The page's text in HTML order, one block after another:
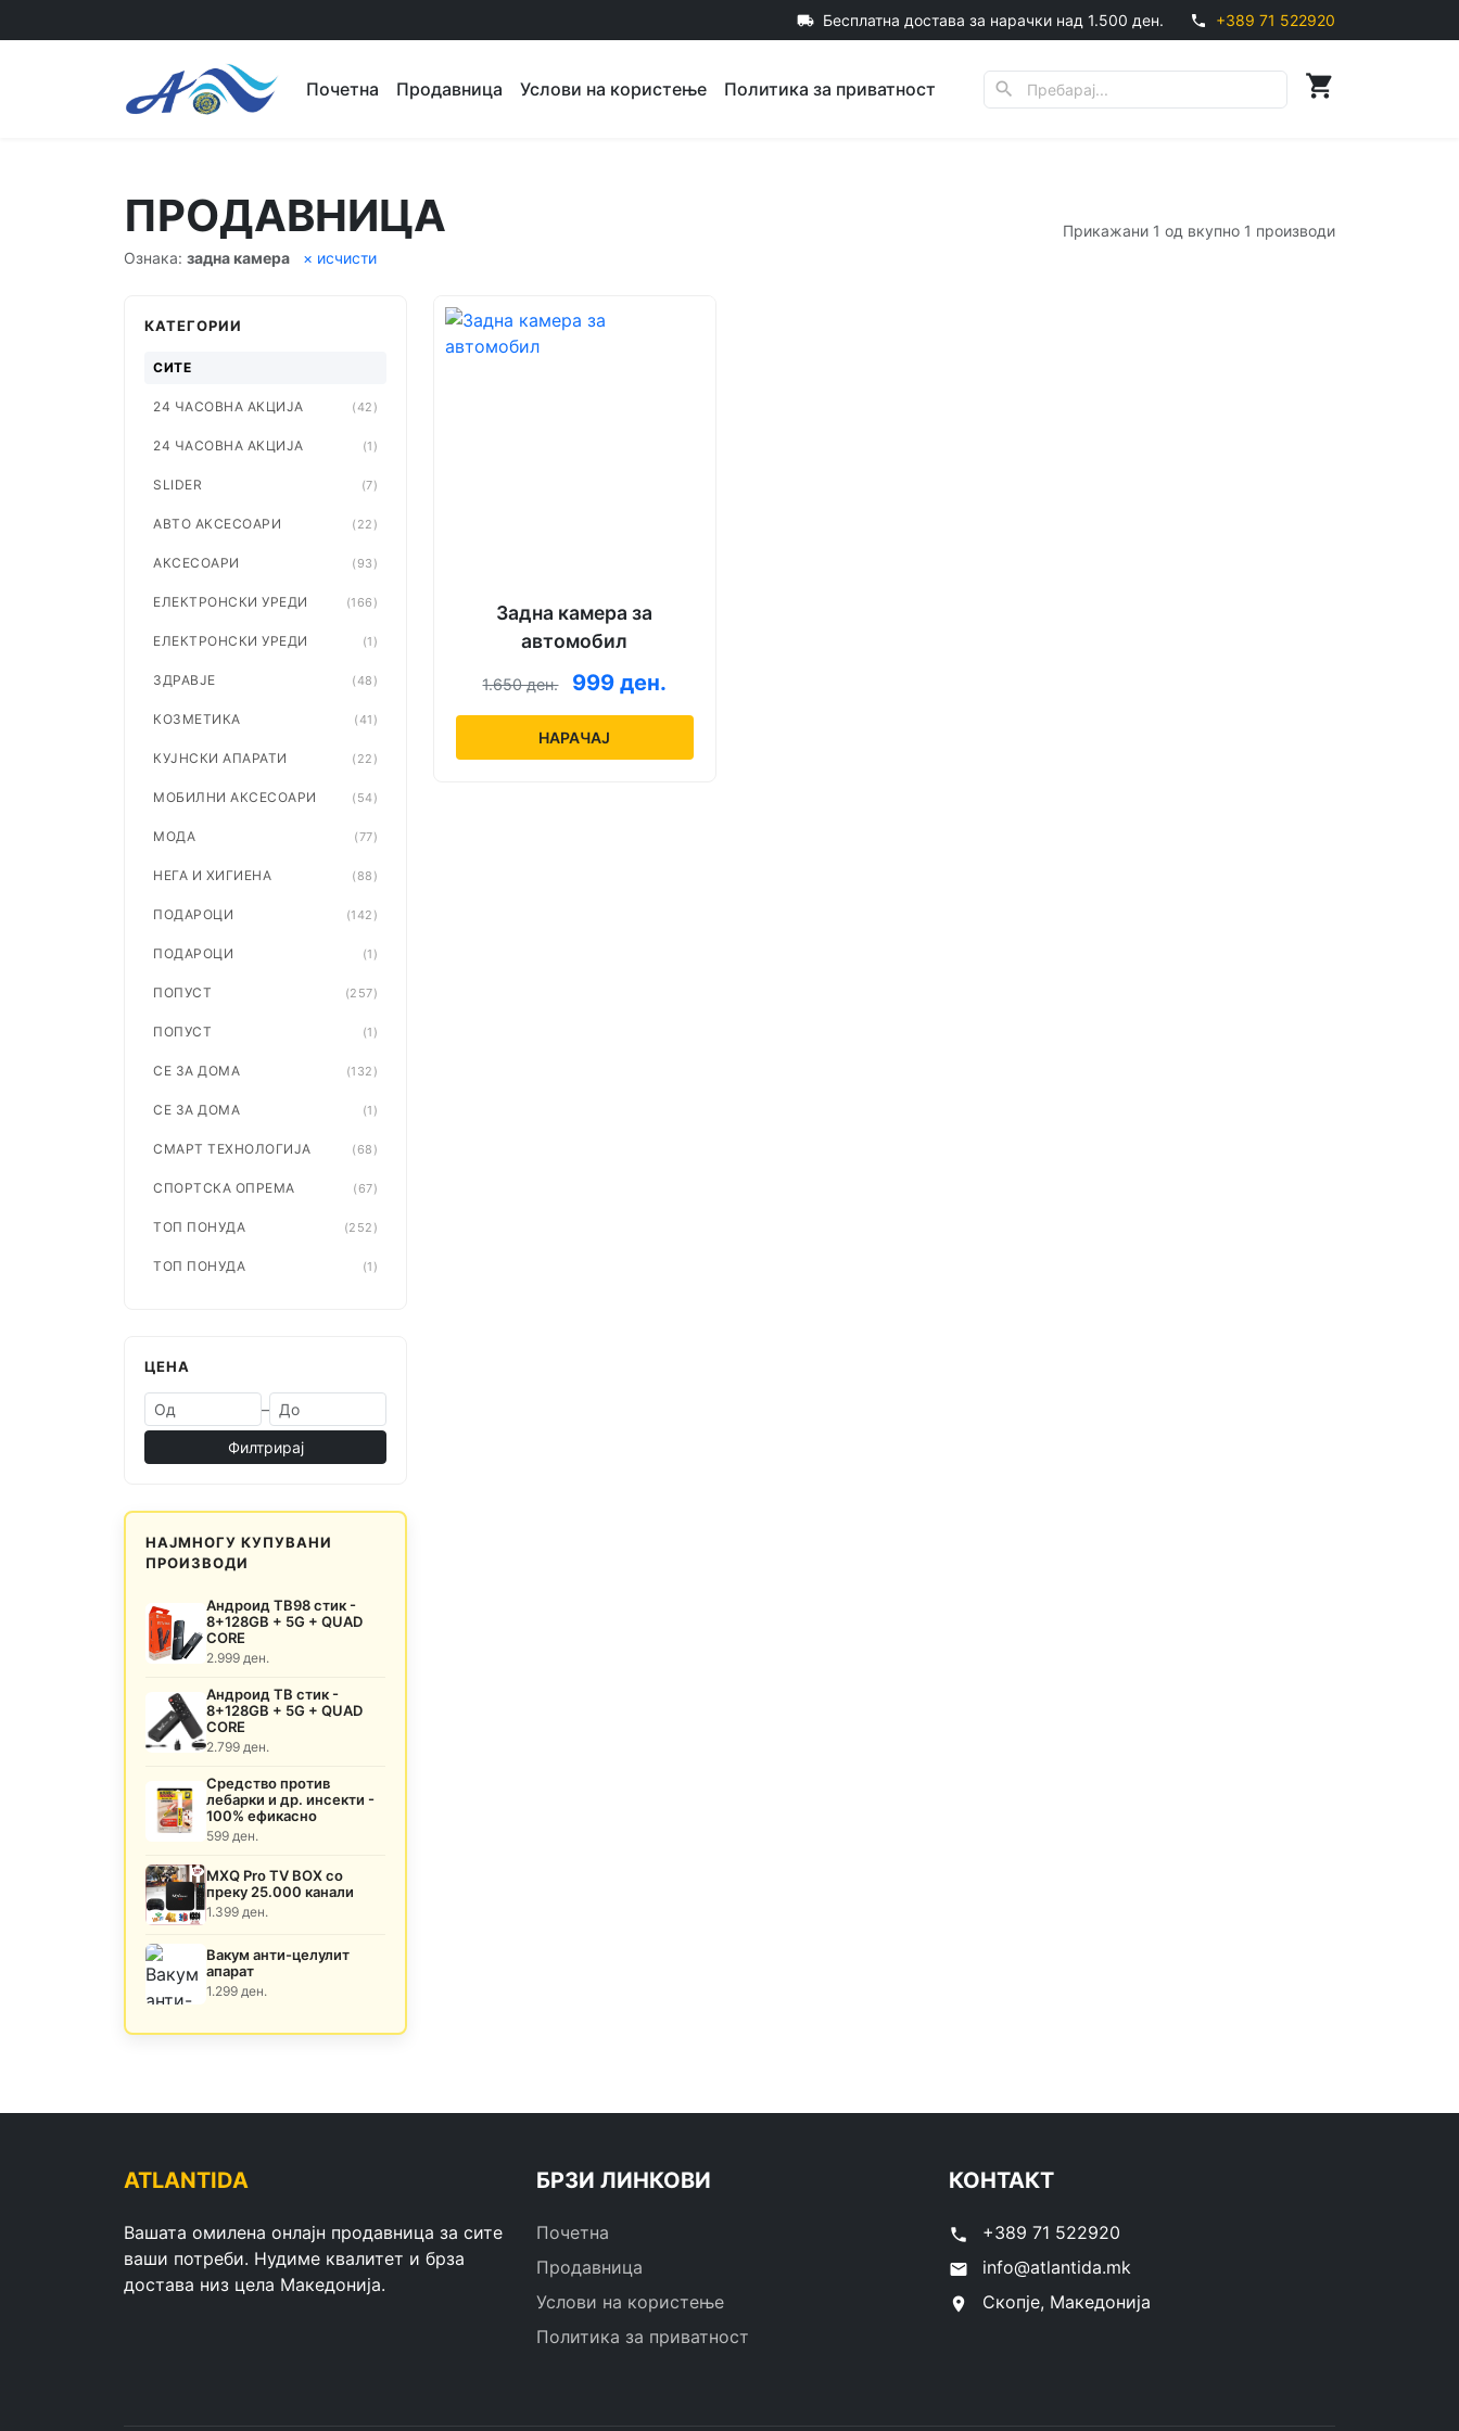
local_shipping Бесплатна достава за нарачки над 1.500 ден. phone +389 71 522920
Почетна Продавница Услови на користење Политика за приватност search shopping_cart
ПРОДАВНИЦА
Ознака: задна камера × исчисти
Прикажани 1 од вкупно 1 производи
КАТЕГОРИИ
СИТЕ
24 ЧАСОВНА АКЦИЈА (42)
24 ЧАСОВНА АКЦИЈА (1)
SLIDER (7)
АВТО АКСЕСОАРИ (22)
АКСЕСОАРИ (93)
ЕЛЕКТРОНСКИ УРЕДИ (166)
ЕЛЕКТРОНСКИ УРЕДИ (1)
ЗДРАВЈЕ (48)
КОЗМЕТИКА (41)
КУЈНСКИ АПАРАТИ (22)
МОБИЛНИ АКСЕСОАРИ (54)
МОДА (77)
НЕГА И ХИГИЕНА (88)
ПОДАРОЦИ (142)
ПОДАРОЦИ (1)
ПОПУСТ (257)
ПОПУСТ (1)
СЕ ЗА ДОМА (132)
СЕ ЗА ДОМА (1)
СМАРТ ТЕХНОЛОГИЈА (68)
СПОРТСКА ОПРЕМА (67)
ТОП ПОНУДА (252)
ТОП ПОНУДА (1)
ЦЕНА
–
Филтрирај
НАЈМНОГУ КУПУВАНИ
ПРОИЗВОДИ
Андроид ТВ98 стик -
8+128GB + 5G + QUAD
CORE
2.999 ден.
Андроид ТВ стик -
8+128GB + 5G + QUAD
CORE
2.799 ден.
Средство против
лебарки и др. инсекти -
100% ефикасно
599 ден.
MXQ Pro TV BOX со
преку 25.000 канали
1.399 ден.
Вакум анти-целулит
апарат
1.299 ден.
Задна камера за
автомобил
1.650 ден. 999 ден.
НАРАЧАЈ
ATLANTIDA
Вашата омилена онлајн продавница за сите
ваши потреби. Нудиме квалитет и брза
достава низ цела Македонија.
БРЗИ ЛИНКОВИ
Почетна
Продавница
Услови на користење
Политика за приватност
КОНТАКТ
phone +389 71 522920
email info@atlantida.mk
location_on Скопје, Македонија